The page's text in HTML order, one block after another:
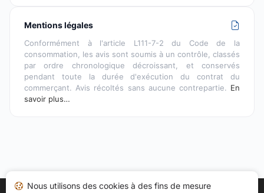
Mentions légales
Conformément à l'article L111-7-2 du Code de la
consommation, les avis sont soumis à un contrôle, classés
par ordre chronologique décroissant, et conservés
pendant toute la durée d'exécution du contrat du
commerçant. Avis récoltés sans aucune contrepartie. En
savoir plus…
Nous utilisons des cookies à des fins de mesure